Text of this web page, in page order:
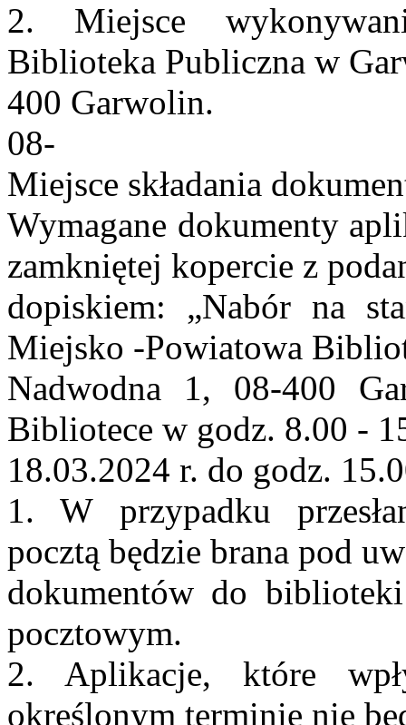
2. Miejsce
Biblioteka Publiczna w
400 Garwolin.
08-
Miejsce składania
Wymagane dokumenty
zamkniętej kopercie z
dopiskiem: „Nabór na
Miejsko -Powiatowa
Nadwodna 1, 08-400
Bibliotece w godz. 8.00 -
18.03.2024 r. do godz.
1. W przypadku
pocztą będzie brana pod
dokumentów do
pocztowym.
2. Aplikacje, które
określonym terminie nie